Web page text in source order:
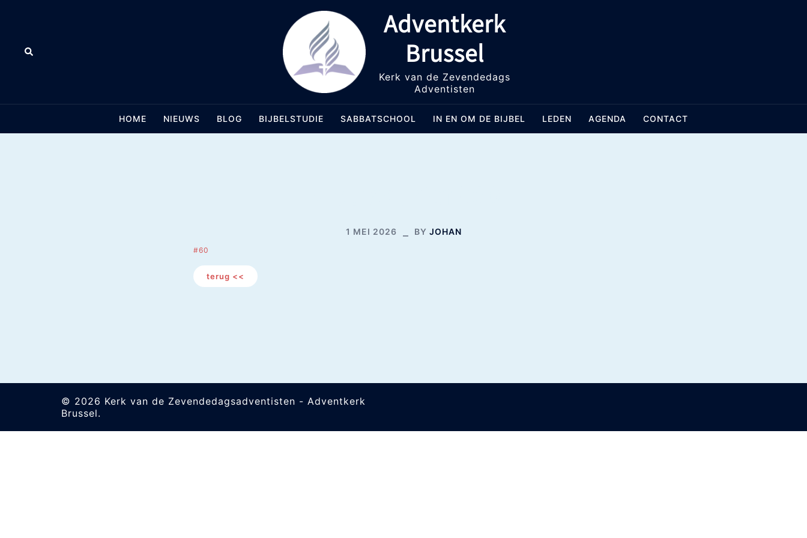
Search
Adventkerk
Brussel
Kerk van de Zevendedags
Adventisten
HOME NIEUWS BLOG BIJBELSTUDIE SABBATSCHOOL IN EN OM DE BIJBEL LEDEN AGENDA CONTACT
1 MEI 2026 BY JOHAN
#60
terug <<
© 2026 Kerk van de Zevendedagsadventisten - Adventkerk
Brussel.